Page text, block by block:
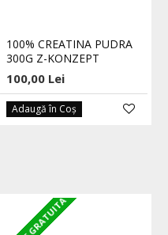
100% CREATINA PUDRA
300G Z-KONZEPT
100,00 Lei
Adaugă în Coş